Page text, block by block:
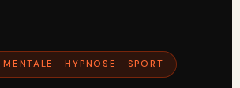
· HYPNOSE · SPORT